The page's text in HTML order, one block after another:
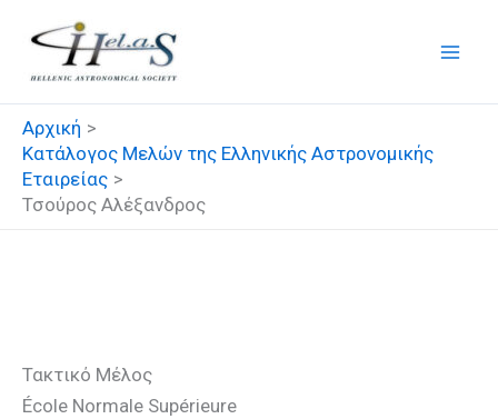
στο
περιεχόμενο
Αρχική
Κατάλογος Μελών της Ελληνικής Αστρονομικής
Εταιρείας
Τσούρος Αλέξανδρος
Τακτικό Μέλος
École Normale Supérieure